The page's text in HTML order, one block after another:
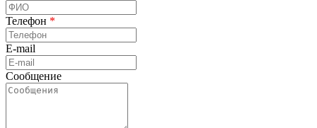
Телефон *
E-mail
Сообщение